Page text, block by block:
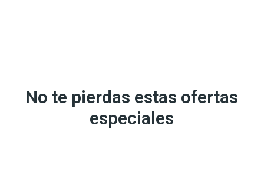
No te pierdas estas ofertas
especiales